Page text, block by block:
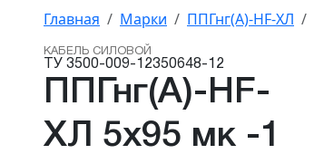
Главная Марки ППГнг(А)-HF-ХЛ
КАБЕЛЬ СИЛОВОЙ
ТУ 3500-009-12350648-12
ППГнг(А)-HF-
ХЛ 5х95 мк -1